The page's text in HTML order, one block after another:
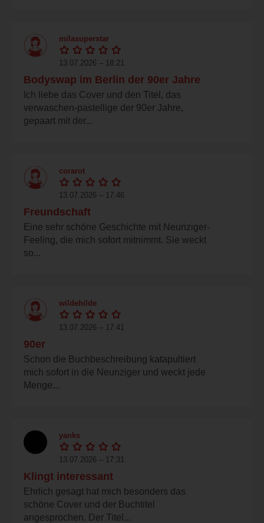
milasuperstar
13.07.2026 – 18:21
Bodyswap im Berlin der 90er Jahre
Ich liebe das Cover und den Titel, das
verwaschen-pastellige der 90er Jahre,
gepaart mit der...
corarot
13.07.2026 – 17:46
Freundschaft
Eine sehr schöne Geschichte mit Neunziger-
Feeling, die mich sofort mitnimmt. Sie weckt
so...
wildehilde
13.07.2026 – 17:41
90er
Schon die Buchbeschreibung katapultiert
mich sofort in die Neunziger und weckt jede
Menge...
yanks
13.07.2026 – 17:31
Klingt interessant
Ehrlich gesagt hat mich besonders das
schöne Cover und der Buchtitel
angesprochen. Der Titel...